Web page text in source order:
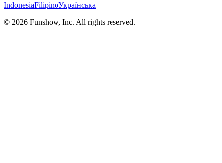
IndonesiaFilipinoУкраїнська
© 2026 Funshow, Inc. All rights reserved.